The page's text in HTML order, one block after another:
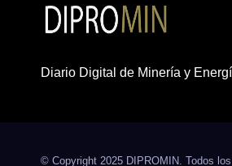
Diario Digital de Minería y
© Copyright 2025 DIPROMIN. Todos